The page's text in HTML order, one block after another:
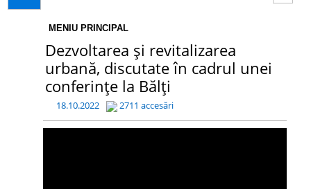
MENIU PRINCIPAL
Dezvoltarea și revitalizarea
urbană, discutate în cadrul unei
conferințe la Bălți
18.10.2022 2711 accesări